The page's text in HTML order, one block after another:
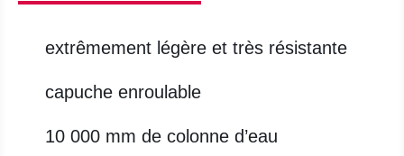
extrêmement légère et très résistante
capuche enroulable
10 000 mm de colonne d’eau